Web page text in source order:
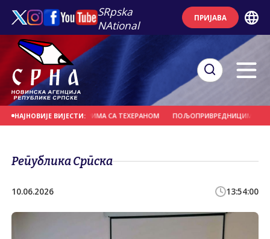
SRpska
NAtional
ПРИЈАВА
НАЈНОВИЈЕ ВИЈЕСТИ:
У ПРЕГОВОРИМА СА ТЕХЕРАНОМ ПОЉОПРИВРЕДНИЦИМА
Република Српска
10.06.2026 13:54:00